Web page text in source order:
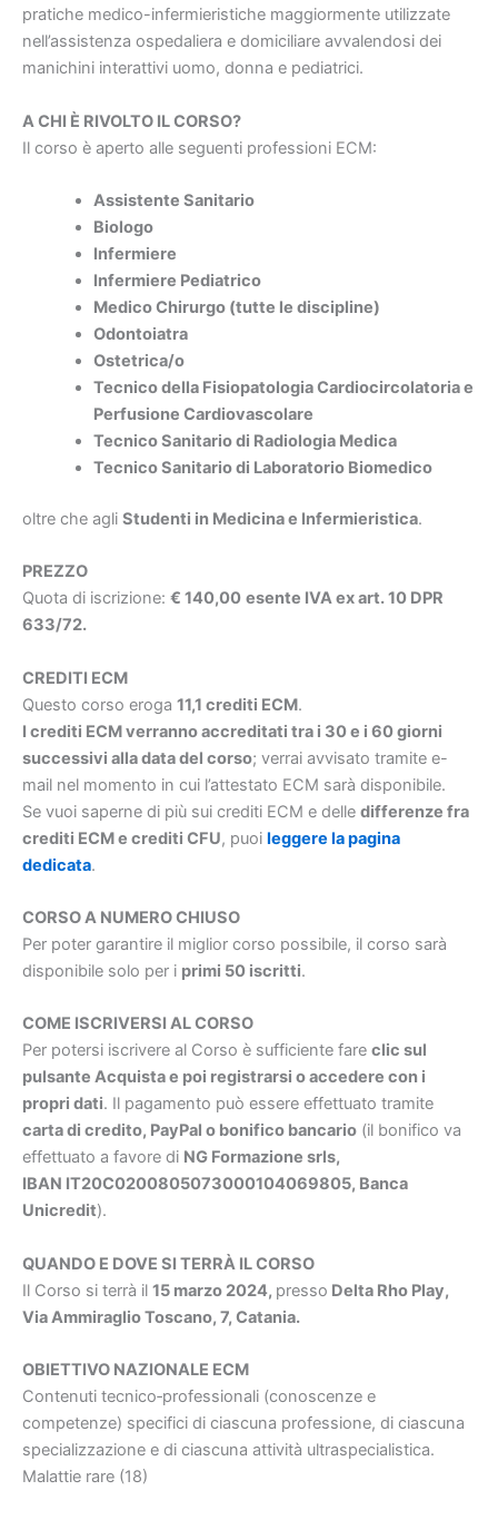
pratiche medico-infermieristiche maggiormente utilizzate
nell’assistenza ospedaliera e domiciliare avvalendosi dei
manichini interattivi uomo, donna e pediatrici.
A CHI È RIVOLTO IL CORSO?
Il corso è aperto alle seguenti professioni ECM:
Assistente Sanitario
Biologo
Infermiere
Infermiere Pediatrico
Medico Chirurgo (tutte le discipline)
Odontoiatra
Ostetrica/o
Tecnico della Fisiopatologia Cardiocircolatoria e
Perfusione Cardiovascolare
Tecnico Sanitario di Radiologia Medica
Tecnico Sanitario di Laboratorio Biomedico
oltre che agli Studenti in Medicina e Infermieristica.
PREZZO
Quota di iscrizione: € 140,00 esente IVA ex art. 10 DPR
633/72.
CREDITI ECM
Questo corso eroga 11,1 crediti ECM.
I crediti ECM verranno accreditati tra i 30 e i 60 giorni
successivi alla data del corso; verrai avvisato tramite e-
mail nel momento in cui l’attestato ECM sarà disponibile.
Se vuoi saperne di più sui crediti ECM e delle differenze fra
crediti ECM e crediti CFU, puoi leggere la pagina
dedicata.
CORSO A NUMERO CHIUSO
Per poter garantire il miglior corso possibile, il corso sarà
disponibile solo per i primi 50 iscritti.
COME ISCRIVERSI AL CORSO
Per potersi iscrivere al Corso è sufficiente fare clic sul
pulsante Acquista e poi registrarsi o accedere con i
propri dati. Il pagamento può essere effettuato tramite
carta di credito, PayPal o bonifico bancario (il bonifico va
effettuato a favore di NG Formazione srls,
IBAN IT20C0200805073000104069805, Banca
Unicredit).
QUANDO E DOVE SI TERRÀ IL CORSO
Il Corso si terrà il 15 marzo 2024, presso Delta Rho Play,
Via Ammiraglio Toscano, 7, Catania.
OBIETTIVO NAZIONALE ECM
Contenuti tecnico‐professionali (conoscenze e
competenze) specifici di ciascuna professione, di ciascuna
specializzazione e di ciascuna attività ultraspecialistica.
Malattie rare (18)